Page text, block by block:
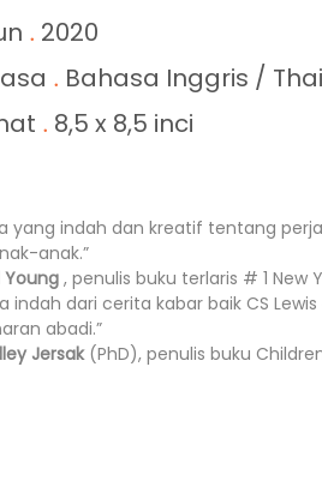
. 2020
. Bahasa Inggris /
. 8,5 x 8,5 inci
yang indah dan kreatif tentang
anak.”
Young , penulis buku terlaris # 1 New
indah dari cerita kabar baik CS
abadi.”
Jersak(PhD), penulis buku